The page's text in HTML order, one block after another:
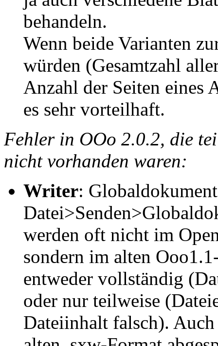
behandeln.
Wenn beide Varianten
würden (Gesamtzahl
Anzahl der Seiten eines
es sehr vorteilhaft.
Fehler in OOo 2.0.2, die
nicht vorhanden waren:
Writer:
werden oft nicht im
sondern im alten
entweder vollständig
oder nur teilweise
Dateiinhalt falsch).